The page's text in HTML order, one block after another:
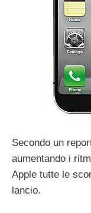
Secondo un
aumentando i
Apple tutte le
lancio.